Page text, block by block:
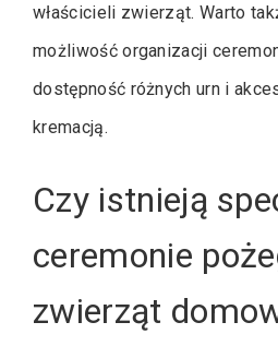
właścicieli zwierząt. Warto
możliwość organizacji
dostępność różnych urn i
kremacją.
Czy istnieją
ceremonie
zwierząt